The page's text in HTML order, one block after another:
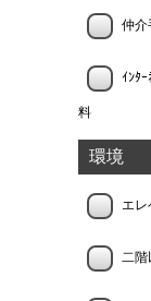
仲介
ｲﾝﾀ
料
環境
エレ
二階